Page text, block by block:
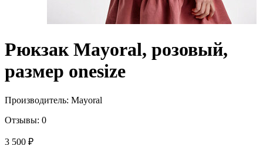
Рюкзак Mayoral, розовый,
размер onesize
Производитель: Mayoral
Отзывы: 0
3 500 ₽